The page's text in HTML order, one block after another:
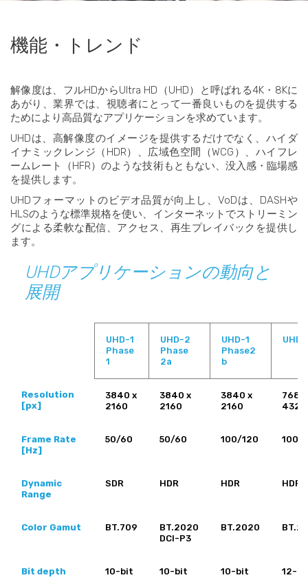
機能・トレンド
解像度は、フルHDからUltra HD（UHD）と呼ばれる4K・8Kに
あがり、業界では、視聴者にとって一番良いものを提供する
ためにより高品質なアプリケーションを求めています。
UHDは、高解像度のイメージを提供するだけでなく、ハイダ
イナミックレンジ（HDR）、広域色空間（WCG）、ハイフレ
ームレート（HFR）のような技術もともない、没入感・臨場感
を提供します。
UHDフォーマットのビデオ品質が向上し、VoDは、DASHや
HLSのような標準規格を使い、インターネットでストリーミン
グによる柔軟な配信、アクセス、再生プレイバックを提供し
ます。
UHDアプリケーションの動向と
展開
UHD-1
Phase
1
UHD-2
Phase
2a
UHD-1
Phase2
b
Resolution
[px]
3840 x
2160
3840 x
2160
3840 x
2160
7680
4320
Frame Rate
[Hz]
50/60 50/60 100/120 100/
Dynamic
Range
SDR HDR HDR HDR
Color Gamut BT.709
BT.2020
DCI-P3
BT.2020
Bit depth 10-bit 10-bit 10-bit 12-